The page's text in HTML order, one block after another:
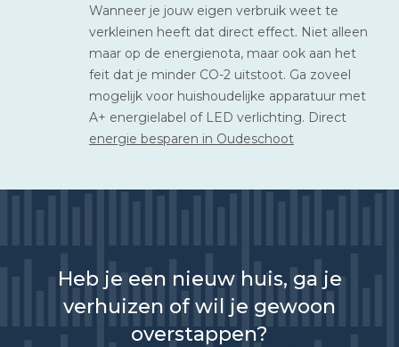
Wanneer je jouw eigen verbruik weet te
verkleinen heeft dat direct effect. Niet alleen
maar op de energienota, maar ook aan het
feit dat je minder CO-2 uitstoot. Ga zoveel
mogelijk voor huishoudelijke apparatuur met
A+ energielabel of LED verlichting. Direct
energie besparen in Oudeschoot
Heb je een nieuw huis, ga je
verhuizen of wil je gewoon
overstappen?